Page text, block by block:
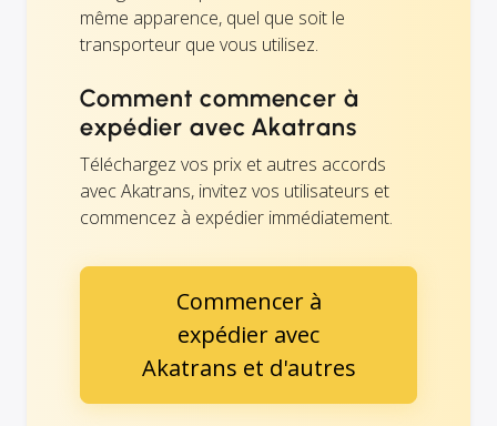
même apparence, quel que soit le
transporteur que vous utilisez.
Comment commencer à
expédier avec Akatrans
Téléchargez vos prix et autres accords
avec Akatrans, invitez vos utilisateurs et
commencez à expédier immédiatement.
Commencer à
expédier avec
Akatrans et d'autres